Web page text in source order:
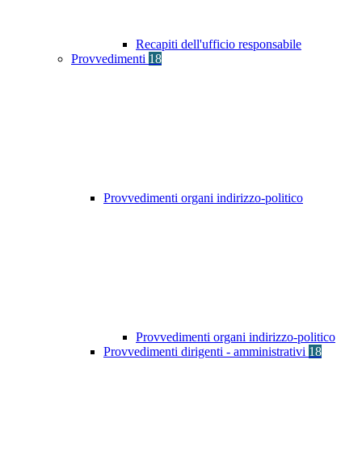
Recapiti dell'ufficio responsabile
Provvedimenti 18
Provvedimenti organi indirizzo-politico
Provvedimenti organi indirizzo-politico
Provvedimenti dirigenti - amministrativi 18